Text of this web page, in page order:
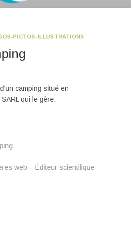
PICTOS-ILLUSTRATIONS
camping situé en
qui le gère.
web – Éditeur scientifique